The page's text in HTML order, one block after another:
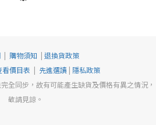
| 購物須知 | 退換貨政策
看價目表 | 先進選讀 | 隱私政策
全同步，故有可能產生缺貨及價格有異之情況，
敬請見諒。